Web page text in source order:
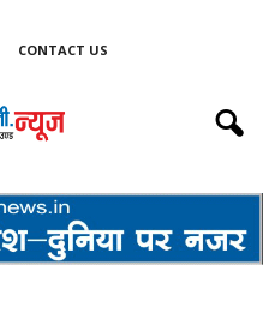
CONTACT US